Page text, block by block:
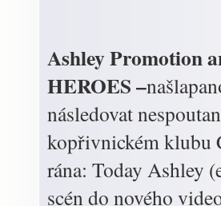
Ashley Promotion
HEROES –
následovat
kopřivnickém klubu
rána: Today Ashley
scén do nového